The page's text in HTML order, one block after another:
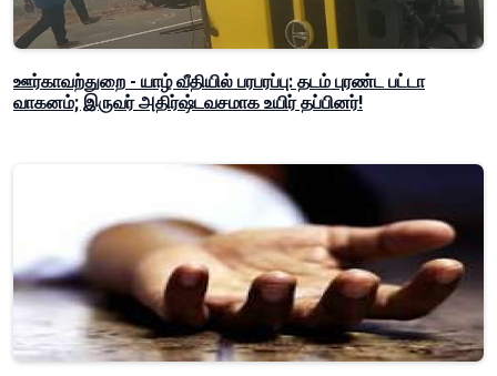
ஊர்காவற்துறை - யாழ் வீதியில் பரபரப்பு: தடம் புரண்ட பட்டா
வாகனம்; இருவர் அதிர்ஷ்டவசமாக உயிர் தப்பினர்!